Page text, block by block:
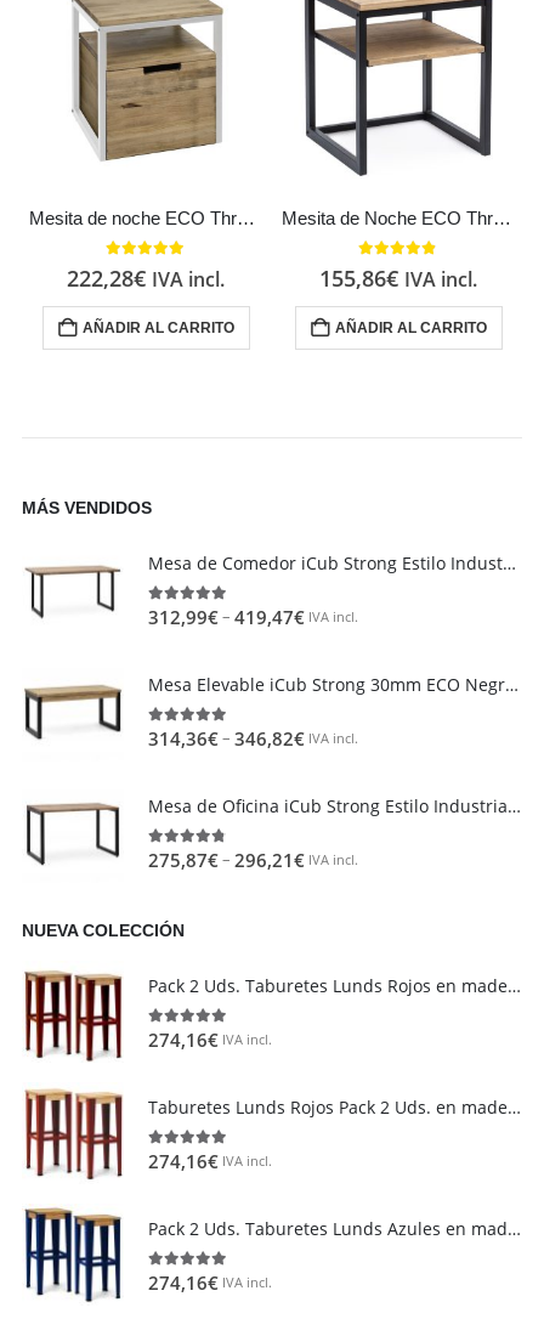
Mesita de noche ECO Three 1 estante 1 cajon Blanca en madera maciza de pino acabado vintage estilo industrial Box Furniture
222,28€ IVA incl.
AÑADIR AL CARRITO
Mesita de Noche ECO Three con Estante metal en Negro Estilo Industrial Vintage
155,86€ IVA incl.
AÑADIR AL CARRITO
MÁS VENDIDOS
Mesa de Comedor iCub Strong Estilo Industrial Vintage metal en Negro
4.95out of 5
312,99€– 419,47€ IVA incl.
Mesa Elevable iCub Strong 30mm ECO Negra en madera maciza de pino acabado vintage estilo industrial Box Furniture
4.85 out of 5
314,36€– 346,82€ IVA incl.
Mesa de Oficina iCub Strong Estilo Industrial Vintage metal en Negro
4.73 out of 5
275,87€– 296,21€ IVA incl.
NUEVA COLECCIÓN
Pack 2 Uds. Taburetes Lunds Rojos en madera maciza de pino acabado vintage estilo industrial Box Furniture
5.00 out of 5
274,16€ IVA incl.
Taburetes Lunds Rojos Pack 2 Uds. en madera maciza de pino acabado Natural Box Furniture
5.00 out of 5
274,16€ IVA incl.
Pack 2 Uds. Taburetes Lunds Azules en madera maciza de pino acabado vintage estilo industrial Box Furniture
5.00 out of 5
274,16€ IVA incl.
Área de clientes
Mi Cuenta
Mi lista de deseos
Atención al cliente
Condiciones de transporte
Devoluciones y reembolsos
Aviso Legal y política de privacidad
FAQ´s
Atención al Cliente